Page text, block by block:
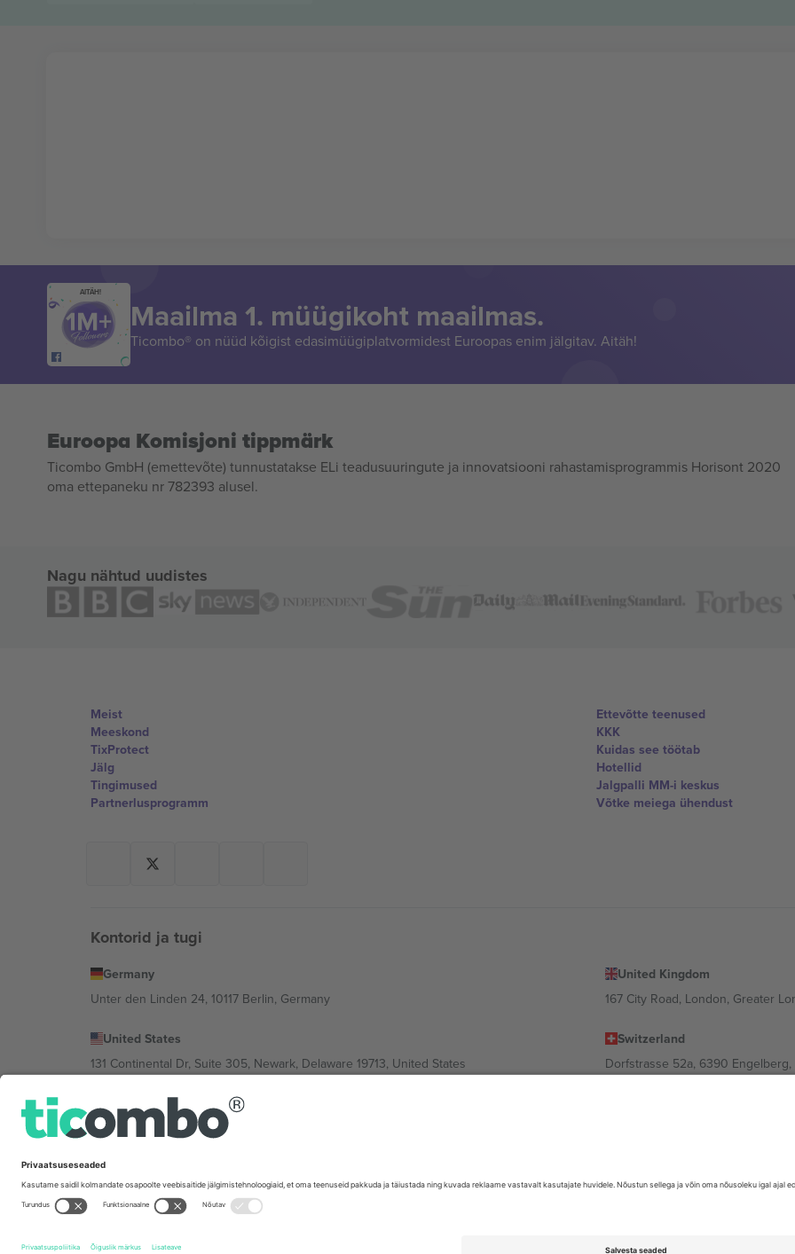
AITÄH!
Maailma 1. müügikoht maailmas.
Ticombo® on nüüd kõigist edasimüügiplatvormidest Euroopas enim jälgitav. Aitäh!
Euroopa Komisjoni tippmärk
Ticombo GmbH (emettevõte) tunnustatakse ELi teadusuuringute ja innovatsiooni rahastamisprogrammis Horisont 2020
oma ettepaneku nr 782393 alusel.
Nagu nähtud uudistes
Meist
Meeskond
TixProtect
Jälg
Tingimused
Partnerlusprogramm
Ettevõtte teenused
KKK
Kuidas see töötab
Hotellid
Jalgpalli MM-i keskus
Võtke meiega ühendust
Kontorid ja tugi
Germany
Unter den Linden 24, 10117 Berlin, Germany
United Kingdom
167 City Road, London, Greater
United States
131 Continental Dr, Suite 305, Newark, Delaware 19713, United States
Switzerland
Dorfstrasse 52a, 6390
Bulgaria
Regus Sofia City West, bul Totleben 53-55, 1606 Sofia, Bulgaria
Mexico
Av Chapultepec 360, Roma Norte, Cuauhtémoc, 06700 Ciudad de México, CDMX, Mexico
Tingimused.© 2026 Ticombo. Kõik õigused kaitstud.